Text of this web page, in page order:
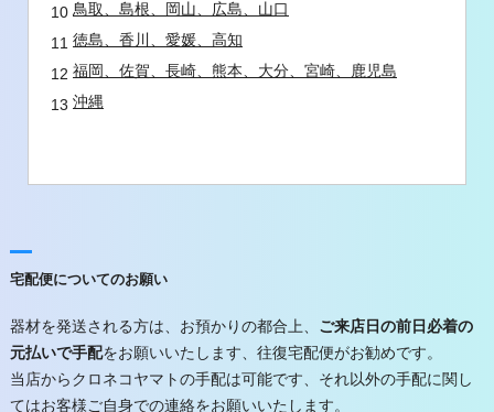
鳥取、島根、岡山、広島、山口
徳島、香川、愛媛、高知
福岡、佐賀、長崎、熊本、大分、宮崎、鹿児島
沖縄
宅配便についてのお願い
器材を発送される方は、お預かりの都合上、 ご来店日の前日必着の
元払いで手配をお願いいたします、往復宅配便がお勧めです。
当店からクロネコヤマトの手配は可能です、それ以外の手配に関し
てはお客様ご自身での連絡をお願いいたします。